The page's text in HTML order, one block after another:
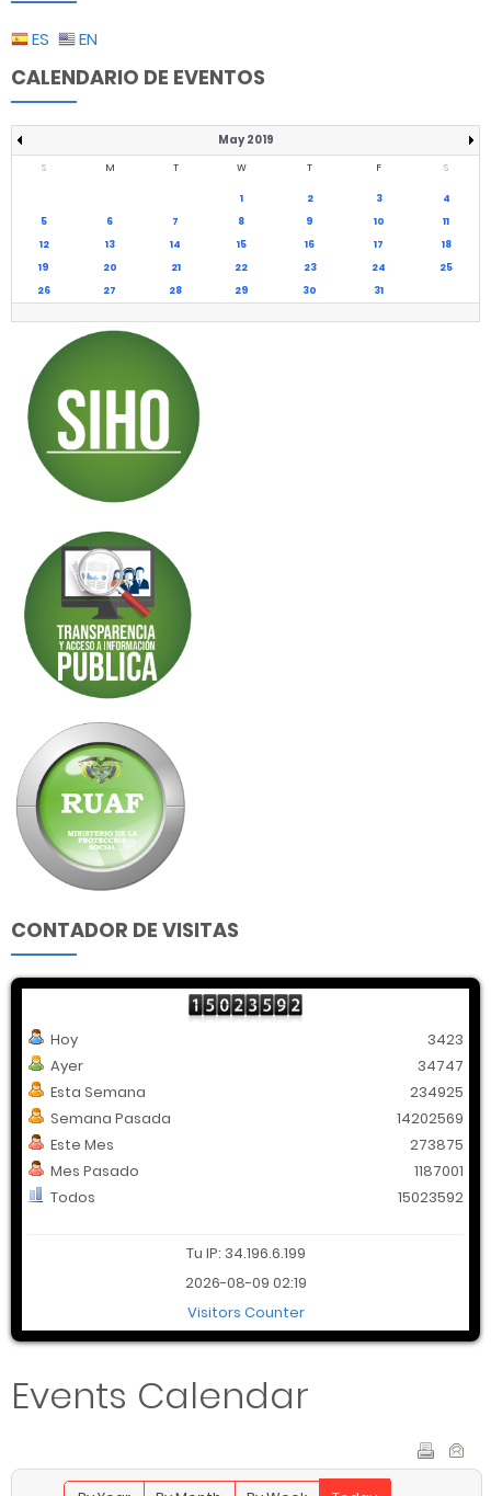
ES EN
CALENDARIO DE EVENTOS
May 2019
S M T W T F S
1 2 3
4
5
6 7 8 9 10
11
12
13 14 15 16 17
18
19
20 21 22 23 24
25
26
27 28 29 30 31
CONTADOR DE VISITAS
Hoy
Ayer
Esta Semana
Semana Pasada
Este Mes
Mes Pasado
Todos
3423
34747
234925
14202569
273875
1187001
15023592
Tu IP: 34.196.6.199
2026-08-09 02:19
Visitors Counter
Events Calendar